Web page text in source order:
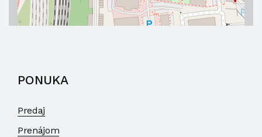
PONUKA
Predaj
Prenájom